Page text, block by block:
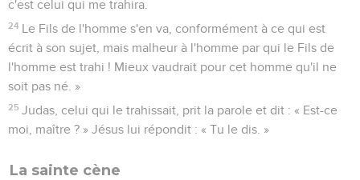
c'est celui qui me trahira.
24 Le Fils de l'homme s'en va, conformément à ce qui est
écrit à son sujet, mais malheur à l'homme par qui le Fils de
l'homme est trahi ! Mieux vaudrait pour cet homme qu'il ne
soit pas né. »
25 Judas, celui qui le trahissait, prit la parole et dit : « Est-ce
moi, maître ? » Jésus lui répondit : « Tu le dis. »
La sainte cène